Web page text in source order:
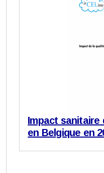
Impact sanitaire
en Belgique en